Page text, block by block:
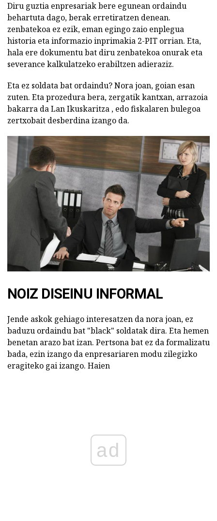
Diru guztia enpresariak bere egunean ordaindu
behartuta dago, berak erretiratzen denean.
zenbatekoa ez ezik, eman egingo zaio enplegua
historia eta informazio inprimakia 2-PIT orrian. Eta,
hala ere dokumentu bat diru zenbatekoa onurak eta
severance kalkulatzeko erabiltzen adieraziz.
Eta ez soldata bat ordaindu? Nora joan, goian esan
zuten. Eta prozedura bera, zergatik kantxan, arrazoia
bakarra da Lan Ikuskaritza , edo fiskalaren bulegoa
zertxobait desberdina izango da.
NOIZ DISEINU INFORMAL
Jende askok gehiago interesatzen da nora joan, ez
baduzu ordaindu bat "black" soldatak dira. Eta hemen
benetan arazo bat izan. Pertsona bat ez da formalizatu
bada, ezin izango da enpresariaren modu zilegizko
eragiteko gai izango. Haien
ad